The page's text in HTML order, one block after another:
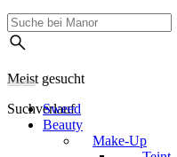
Meist gesucht
Suchverlauf
Sweed
Beauty
Make-Up